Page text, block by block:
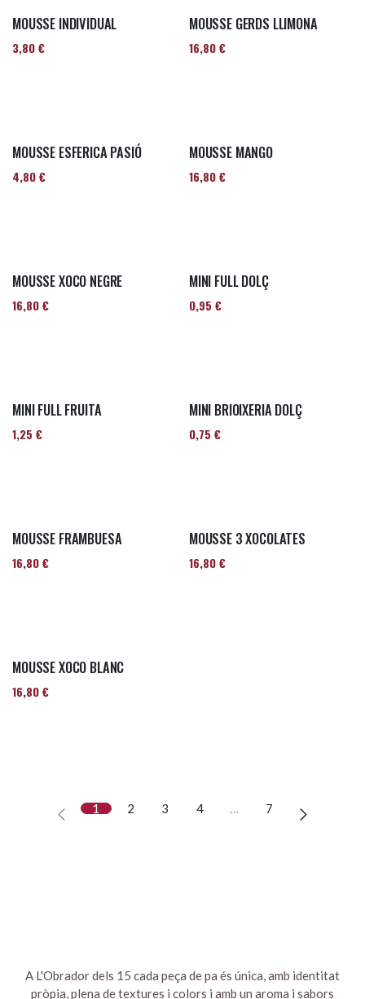
MOUSSE INDIVIDUAL
3,80€
MOUSSE GERDS LLIMONA
16,80€
MOUSSE ESFERICA PASIÓ
4,80€
MOUSSE MANGO
16,80€
MOUSSE XOCO NEGRE
16,80€
MINI FULL DOLÇ
0,95 €
MINI FULL FRUITA
1,25 €
MINI BRIOIXERIA DOLÇ
0,75 €
MOUSSE FRAMBUESA
16,80€
MOUSSE 3 XOCOLATES
16,80€
MOUSSE XOCO BLANC
16,80€
1 2 3 4 … 7
A L'Obrador dels 15 cada peça de pa és única, amb identitat
pròpia, plena de textures i colors i amb un aroma i sabors